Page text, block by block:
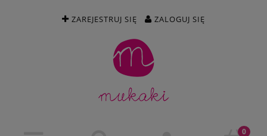
ZAREJESTRUJ SIĘ ZALOGUJ SIĘ